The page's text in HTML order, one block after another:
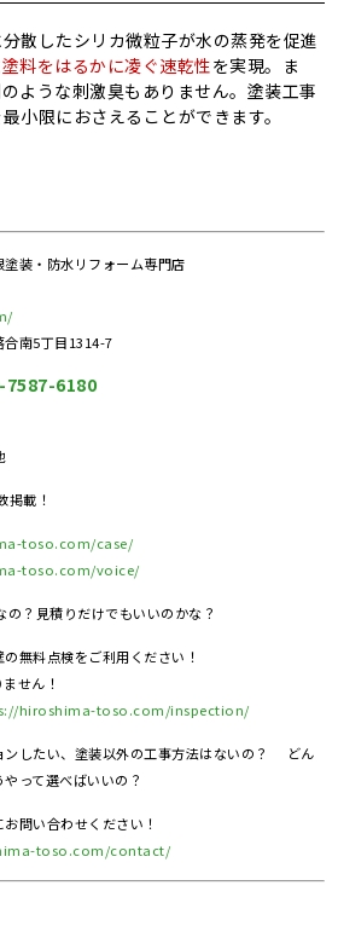
散したシリカ微粒子が水の蒸発を促進
料をはるかに凌ぐ速乾性を実現。ま
ような刺激臭もありません。塗装工事
小限におさえることができます。
装・防水リフォーム専門店
合南5丁目1314-7
7587-6180
載！
toso.com/case/
toso.com/voice/
？見積りだけでもいいのかな？
無料点検をご利用ください！
せん！
hiroshima-toso.com/inspection/
したい、塗装以外の工事方法はないの？ どん
って選べばいいの？
問い合わせください！
toso.com/contact/